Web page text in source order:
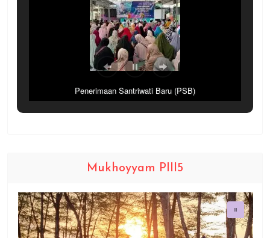
Penerimaan Santriwati Baru (PSB)
Mukhoyyam PIII5